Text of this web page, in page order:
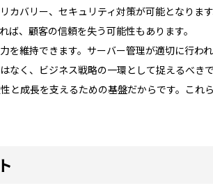
カバリー、セキュリティ対策が可能となり
、顧客の信頼を失う可能性もあります。
を維持できます。サーバー管理が適切に行
く、ビジネス戦略の一環として捉えるべきで
と成長を支えるための基盤だからです。こ